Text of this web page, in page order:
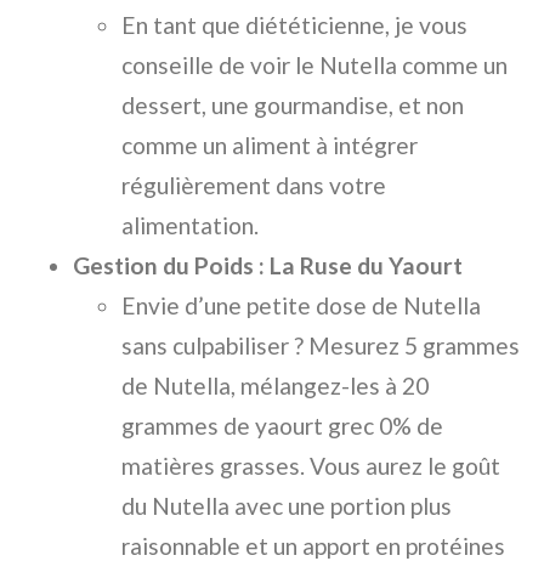
En tant que diététicienne, je vous
conseille de voir le Nutella comme un
dessert, une gourmandise, et non
comme un aliment à intégrer
régulièrement dans votre
alimentation.
Gestion du Poids : La Ruse du Yaourt
Envie d’une petite dose de Nutella
sans culpabiliser ? Mesurez 5 grammes
de Nutella, mélangez-les à 20
grammes de yaourt grec 0% de
matières grasses. Vous aurez le goût
du Nutella avec une portion plus
raisonnable et un apport en protéines